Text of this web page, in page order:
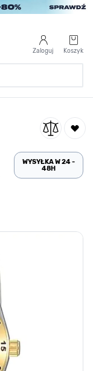
Zaloguj Koszyk
WYSYŁKA W 24 -
48H